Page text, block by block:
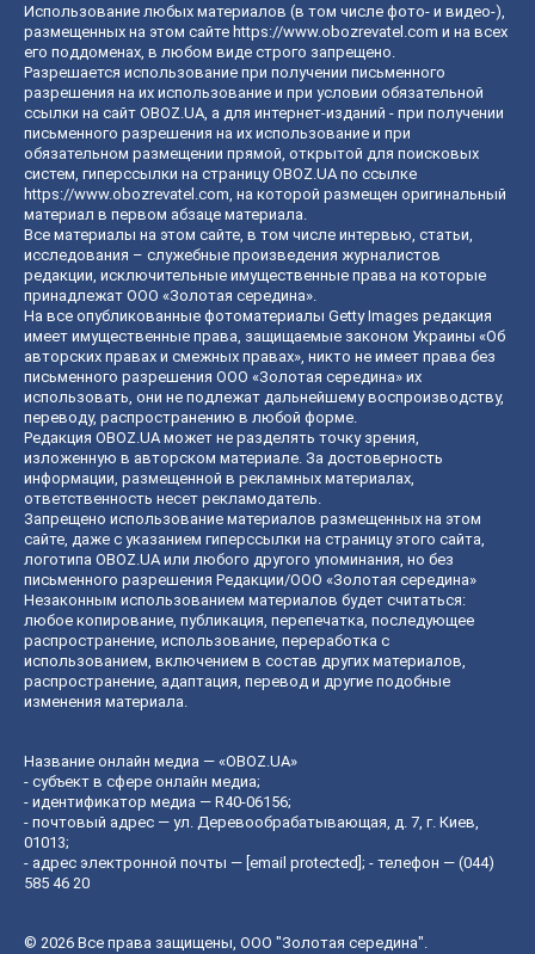
Использование любых материалов (в том числе фото- и видео-),
размещенных на этом сайте https://www.obozrevatel.com и на всех
его поддоменах, в любом виде строго запрещено.
Разрешается использование при получении письменного
разрешения на их использование и при условии обязательной
ссылки на сайт OBOZ.UA, а для интернет-изданий - при получении
письменного разрешения на их использование и при
обязательном размещении прямой, открытой для поисковых
систем, гиперссылки на страницу OBOZ.UA по ссылке
https://www.obozrevatel.com , на которой размещен оригинальный
материал в первом абзаце материала.
Все материалы на этом сайте, в том числе интервью, статьи,
исследования – служебные произведения журналистов
редакции, исключительные имущественные права на которые
принадлежат ООО «Золотая середина».
На все опубликованные фотоматериалы Getty Images редакция
имеет имущественные права, защищаемые законом Украины «Об
авторских правах и смежных правах», никто не имеет права без
письменного разрешения ООО «Золотая середина» их
использовать, они не подлежат дальнейшему воспроизводству,
переводу, распространению в любой форме.
Редакция OBOZ.UA может не разделять точку зрения,
изложенную в авторском материале. За достоверность
информации, размещенной в рекламных материалах,
ответственность несет рекламодатель.
Запрещено использование материалов размещенных на этом
сайте, даже с указанием гиперссылки на страницу этого сайта,
логотипа OBOZ.UA или любого другого упоминания, но без
письменного разрешения Редакции/ООО «Золотая середина»
Незаконным использованием материалов будет считаться:
любое копирование, публикация, перепечатка, последующее
распространение, использование, переработка с
использованием, включением в состав других материалов,
распространение, адаптация, перевод и другие подобные
изменения материала.
Название онлайн медиа — «OBOZ.UA»
- субъект в сфере онлайн медиа;
- идентификатор медиа — R40-06156;
- почтовый адрес — ул. Деревообрабатывающая, д. 7, г. Киев,
01013;
- адрес электронной почты — [email protected]; - телефон — (044)
585 46 20
© 2026 Все права защищены, ООО "Золотая середина".